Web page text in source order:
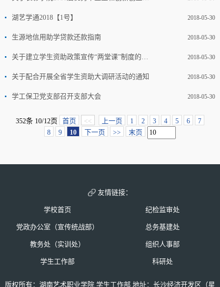
湖艺学通2018【1号】 2018-05-30
生源地信用助学贷款还款指南 2018-05-30
2018-05-30
关于配合开展全省学生资助大调研活动的通知 2018-05-30
学工保卫党支部召开支部大会 2018-05-30
352条 10/12页 首页 << 上一页 1 2 3 4 5 6
7
8
9 10 下一页 >> 末页
友情链接：
学校首页 纪检监审处
党政办公室（宣传统战部） 总务基建处
教务处（实训处） 组织人事部
学生工作部 科研处
版权所有：湖南艺术职业学院 学生工作部 地址：长沙经济开发区（星